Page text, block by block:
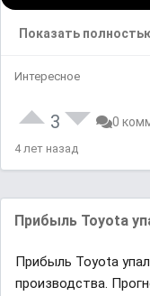
Показать
Интересное
3 0
4 лет назад
Прибыль Toyota
Прибыль Toyota
производства.